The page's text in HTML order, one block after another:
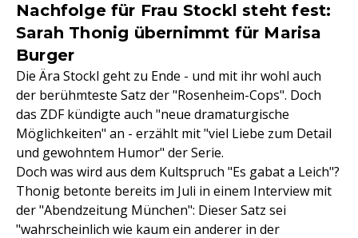
Nachfolge für Frau Stockl steht fest:
Sarah Thonig übernimmt für Marisa
Burger
Die Ära Stockl geht zu Ende - und mit ihr wohl auch
der berühmteste Satz der "Rosenheim-Cops". Doch
das ZDF kündigte auch "neue dramaturgische
Möglichkeiten" an - erzählt mit "viel Liebe zum Detail
und gewohntem Humor" der Serie.
Doch was wird aus dem Kultspruch "Es gabat a Leich"?
Thonig betonte bereits im Juli in einem Interview mit
der "Abendzeitung München": Dieser Satz sei
"wahrscheinlich wie kaum ein anderer in der